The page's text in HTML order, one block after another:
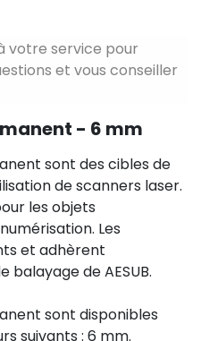
votre service pour
et vous conseiller
- 6 mm
sont des cibles de
de scanners laser.
les objets
Les
et adhèrent
de AESUB.
sont disponibles
suivants : 6 mm.